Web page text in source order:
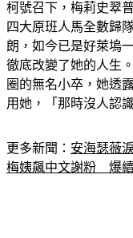
《穿著Prada的惡魔2
柯號召下，梅莉史翠
四大原班人馬全數歸
朗，如今已是好萊塢
徹底改變了她的人生
圈的無名小卒，她透
更多新聞：安海瑟薇